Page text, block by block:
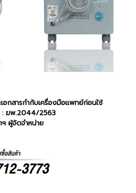
อกสารกำกับเครื่องมือแพทย์ก่อนใช้
: ฆพ.2044/2563
ผู้จัดจำหน่าย